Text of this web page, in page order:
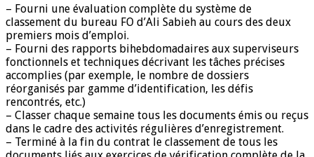
– Fourni une évaluation complète du système de
classement du bureau FO d’Ali Sabieh au cours des deux
premiers mois d’emploi.
– Fourni des rapports bihebdomadaires aux superviseurs
fonctionnels et techniques décrivant les tâches précises
accomplies (par exemple, le nombre de dossiers
réorganisés par gamme d’identification, les défis
rencontrés, etc.)
– Classer chaque semaine tous les documents émis ou reçus
dans le cadre des activités régulières d’enregistrement.
– Terminé à la fin du contrat le classement de tous les